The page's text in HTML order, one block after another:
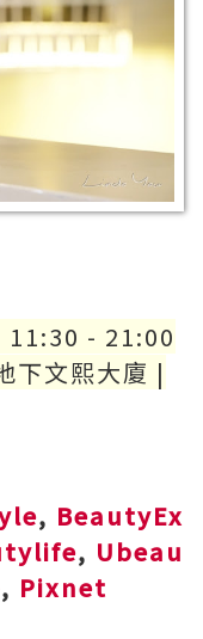
11:30 - 21:00
下文熙大廈 |
, BeautyEx
, Ubeau
, Pixnet